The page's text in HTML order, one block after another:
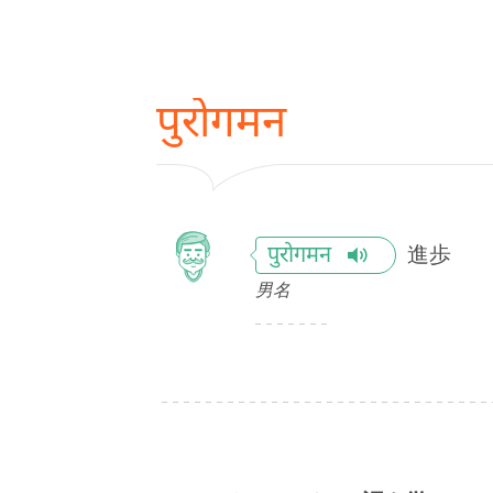
पुरोगमन
पुरोगमन 進歩
男名